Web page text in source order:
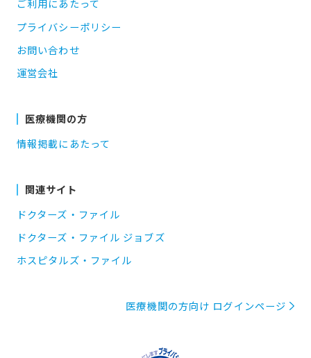
ご利用にあたって
プライバシーポリシー
お問い合わせ
運営会社
医療機関の方
情報掲載にあたって
関連サイト
ドクターズ・ファイル
ドクターズ・ファイル ジョブズ
ホスピタルズ・ファイル
医療機関の方向け ログインページ